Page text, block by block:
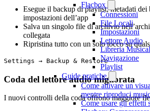
Flacbox
Connessioni
File Locali
Impostazioni
Lettore Audio
Libreria
Navigazione
Playlist
Guide pratiche
Come attivare un
mentre riproduci
Come usare gli effetti
Esegue il backup di playlist, metadati dei
impostazioni dell’app
Salva un singolo file di archivio
collegata
Ripristina tutto con un solo tocco su
Settings → Backup & Restore
Coda del lettore audio migliorata
I nuovi controlli della coda offrono maggiore